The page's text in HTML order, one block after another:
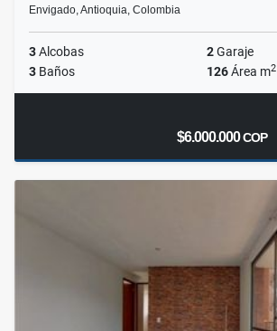
Envigado, Antioquia, Colombia
3Alcobas 2Garaje
3 Baños 126Área m2
$6.000.000COP